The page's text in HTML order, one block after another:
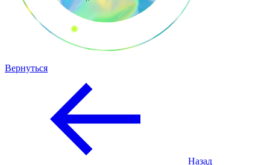
Вернуться
Назад